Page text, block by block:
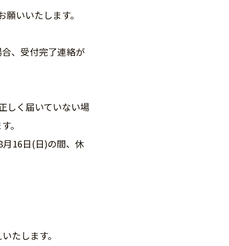
いいたします。
、受付完了連絡が
しく届いていない場
。
16日(日)の間、休
たします。